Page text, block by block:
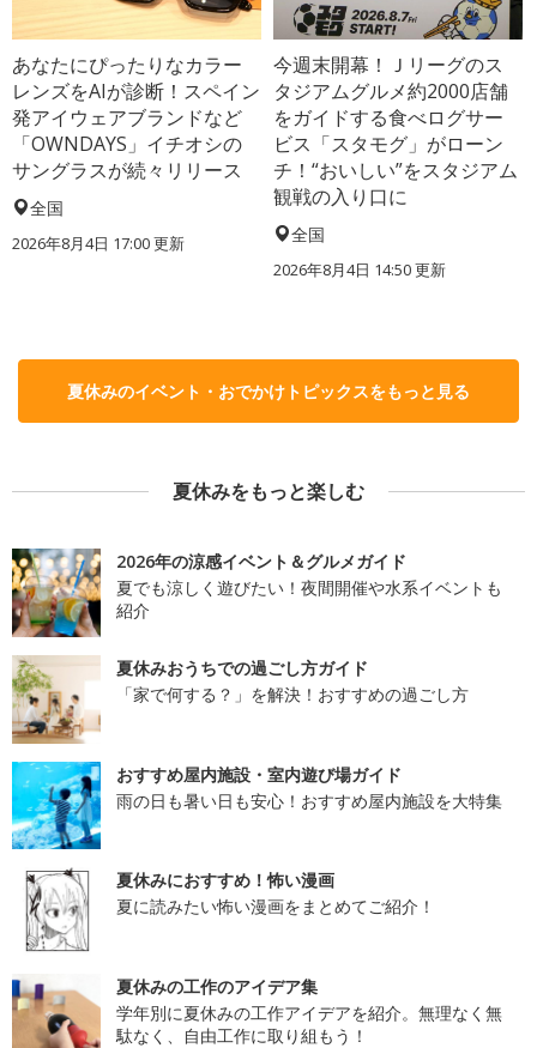
あなたにぴったりなカラー
レンズをAIが診断！スペイン
発アイウェアブランドなど
「OWNDAYS」イチオシの
サングラスが続々リリース
全国
2026年8月4日 17:00更新
今週末開幕！Ｊリーグのス
タジアムグルメ約2000店舗
をガイドする食べログサー
ビス「スタモグ」がローン
チ！“おいしい”をスタジアム
観戦の入り口に
全国
2026年8月4日 14:50更新
夏休みのイベント・おでかけトピックスをもっと見る
夏休みをもっと楽しむ
2026年の涼感イベント＆グルメガイド
夏でも涼しく遊びたい！夜間開催や水系イベントも
紹介
夏休みおうちでの過ごし方ガイド
「家で何する？」を解決！おすすめの過ごし方
おすすめ屋内施設・室内遊び場ガイド
雨の日も暑い日も安心！おすすめ屋内施設を大特集
夏休みにおすすめ！怖い漫画
夏に読みたい怖い漫画をまとめてご紹介！
夏休みの工作のアイデア集
学年別に夏休みの工作アイデアを紹介。無理なく無
駄なく、自由工作に取り組もう！